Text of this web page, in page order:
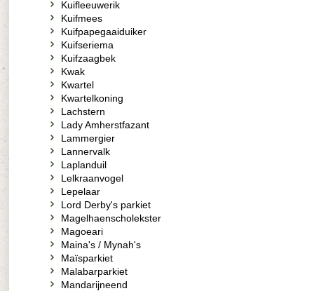
Kuifleeuwerik
Kuifmees
Kuifpapegaaiduiker
Kuifseriema
Kuifzaagbek
Kwak
Kwartel
Kwartelkoning
Lachstern
Lady Amherstfazant
Lammergier
Lannervalk
Laplanduil
Lelkraanvogel
Lepelaar
Lord Derby's parkiet
Magelhaenscholekster
Magoeari
Maina's / Mynah's
Maïsparkiet
Malabarparkiet
Mandarijneend